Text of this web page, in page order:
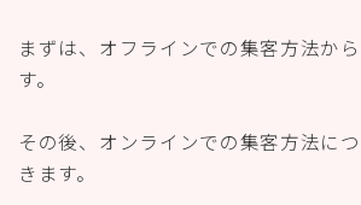
まずは、オフラインでの集客方法か
す。
その後、オンラインでの集客方法に
きます。